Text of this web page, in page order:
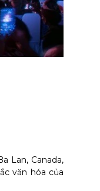
Lan, Canada,
văn hóa của